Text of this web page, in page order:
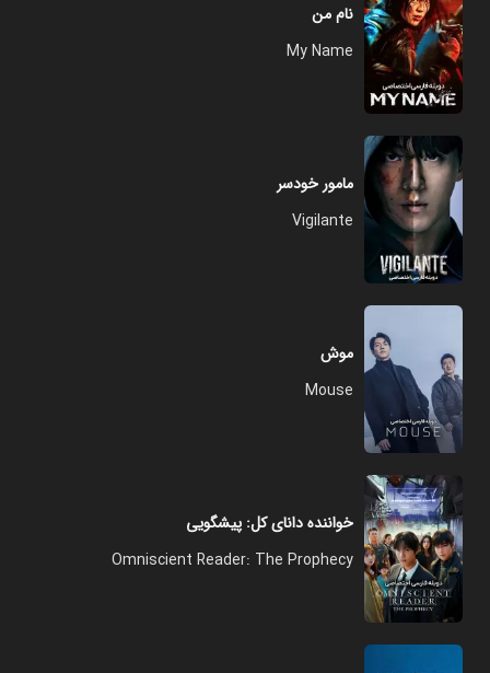
نام من
My Name
مامور خودسر
Vigilante
موش
Mouse
خواننده دانای کل: پیشگویی
Omniscient Reader: The Prophecy